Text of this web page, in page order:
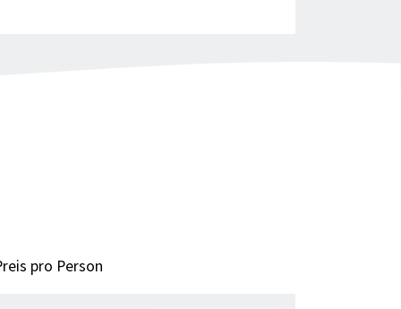
pro Person